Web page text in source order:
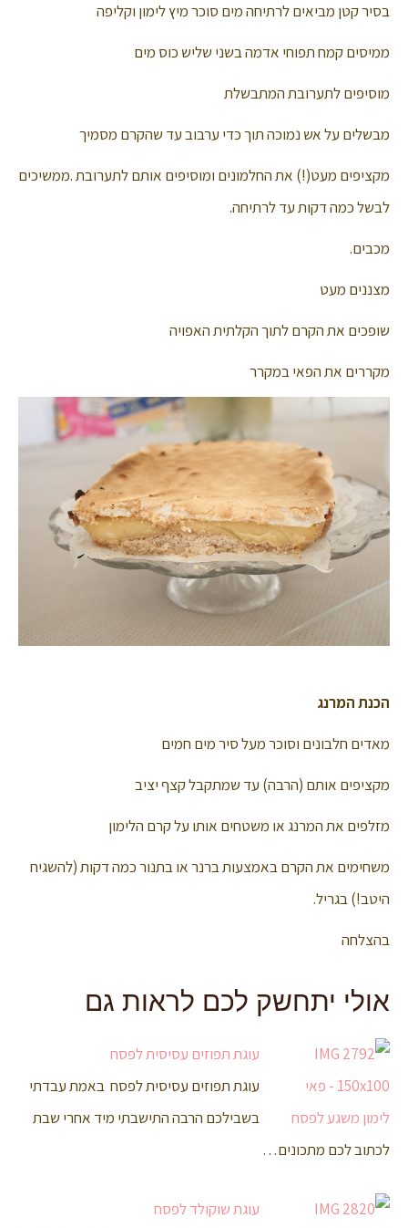
בסיר קטן מביאים לרתיחה מים סוכר מיץ לימון וקליפה
ממיסים קמח תפוחי אדמה בשני שליש כוס מים
מוסיפים לתערובת המתבשלת
מבשלים על אש נמוכה תוך כדי ערבוב עד שהקרם מסמיך
מקציפים מעט(!) את החלמונים ומוסיפים אותם לתערובת .ממשיכים
לבשל כמה דקות עד לרתיחה.
מכבים.
מצננים מעט
שופכים את הקרם לתוך הקלתית האפויה
מקררים את הפאי במקרר
הכנת המרנג
מאדים חלבונים וסוכר מעל סיר מים חמים
מקציפים אותם (הרבה) עד שמתקבל קצף יציב
מזלפים את המרנג או משטחים אותו על קרם הלימון
משחימים את הקרם באמצעות ברנר או בתנור כמה דקות (להשגיח
היטב!) בגריל.
בהצלחה
אולי יתחשק לכם לראות גם
עוגת תפוזים עסיסית לפסח
עוגת תפוזים עסיסית לפסח באמת עבדתי
בשבילכם הרבה התישבתי מיד אחרי שבת
לכתוב לכם מתכונים…
עוגת שוקולד לפסח